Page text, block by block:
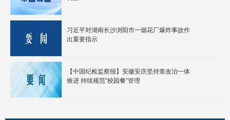
习近平对湖南长沙浏阳市一烟花厂爆炸事故作
出重要指示
【中国纪检监察报】安徽安庆坚持查改治一体
推进 持续规范“校园餐”管理